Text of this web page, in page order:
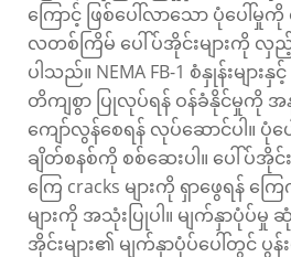
ကြောင့် ဖြစ်ပေါ်လာသော ပုံပေါ်
လတစ်ကြိမ် ပေါ်ပ်အိုင်းများကို လှ
ပါသည်။ NEMA FB-1 စံနှုန်းမျာ
တိကျစွာ ပြုလုပ်ရန် ဝန်ခံနိုင်မှုကို
ကျော်လွန်စေရန် လုပ်ဆောင်ပါ။
ချိတ်စနစ်ကို စစ်ဆေးပါ။ ပေါ်ပ်အိုင်း
ကြေ cracks များကို ရှာဖွေရန် က
များကို အသုံးပြုပါ။ မျက်နှာပုံပ်
အိုင်းများ၏ မျက်နှာပုံပ်ပေါ်တွင် ပွ